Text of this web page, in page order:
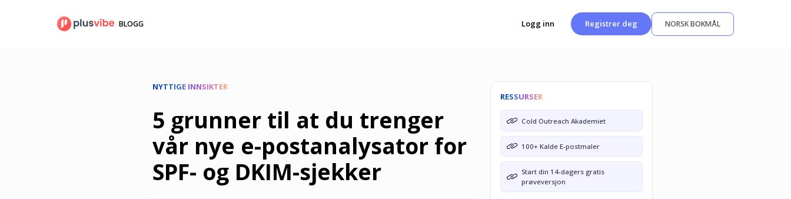
BLOGG Logg inn Registrer deg NORSK BOKMÅL
NYTTIGE INNSIKTER
5 grunner til at du trenger
vår nye e-postanalysator for
SPF- og DKIM-sjekker
RESSURSER
Cold Outreach Akademiet
100+ Kalde E-postmaler
Start din 14-dagers gratis
prøveversjon